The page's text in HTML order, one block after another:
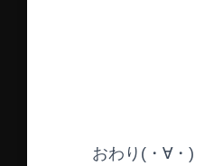
おわり(・∀・)